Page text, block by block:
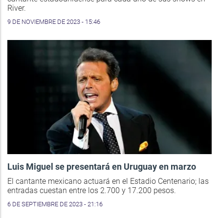
River.
9 DE NOVIEMBRE DE 2023 - 15:46
Luis Miguel se presentará en Uruguay en marzo
El cantante mexicano actuará en el Estadio Centenario; las
entradas cuestan entre los 2.700 y 17.200 pesos.
6 DE SEPTIEMBRE DE 2023 - 21:16